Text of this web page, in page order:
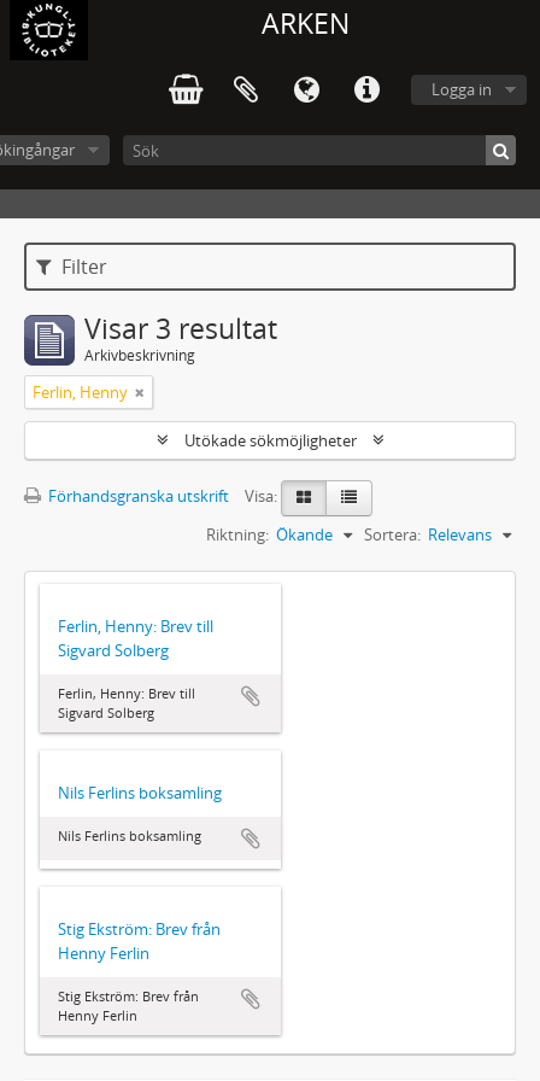
ARKEN
Logga in
Filter
Visar 3 resultat
Arkivbeskrivning
Ferlin, Henny
Utökade sökmöjligheter
Förhandsgranska utskrift
Visa:
Sortera: Relevans
Riktning: Ökande
Ferlin, Henny: Brev till
Sigvard Solberg
Ferlin, Henny: Brev till
Sigvard Solberg
Nils Ferlins boksamling
Nils Ferlins boksamling
Stig Ekström: Brev från
Henny Ferlin
Stig Ekström: Brev från
Henny Ferlin